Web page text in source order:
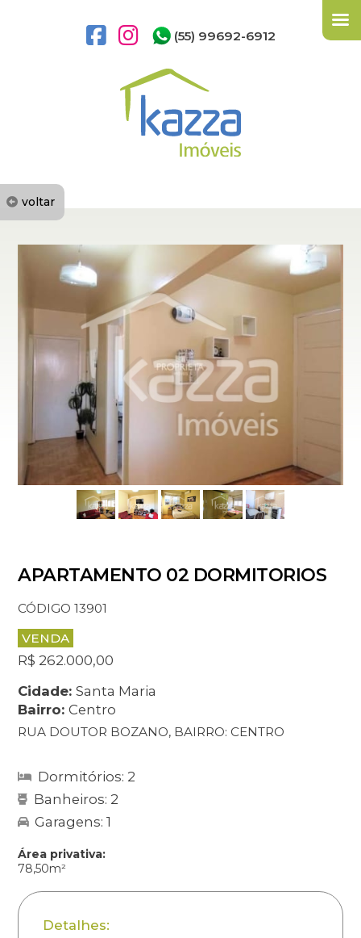
(55) 99692-6912
voltar
APARTAMENTO 02 DORMITORIOS
CÓDIGO 13901
VENDA
R$ 262.000,00
Cidade:Santa Maria
Bairro:Centro
RUA DOUTOR BOZANO, BAIRRO: CENTRO
Dormitórios: 2
Banheiros: 2
Garagens: 1
Área privativa:
78,50m²
Detalhes: